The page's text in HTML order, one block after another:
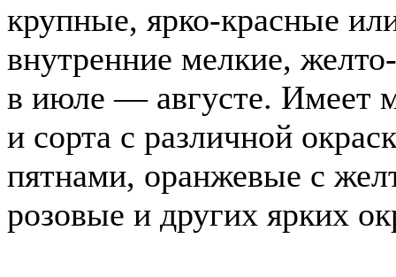
крупные, ярко-красные
внутренние мелкие,
в июле — августе. Имеет
и сорта с различной
пятнами, оранжевые с
розовые и других ярких